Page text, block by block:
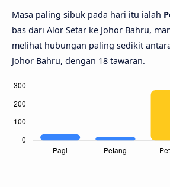
Masa paling sibuk pada hari itu ialah
bas dari Alor Setar ke Johor Bahru,
melihat hubungan paling sedikit
Johor Bahru, dengan 18 tawaran.